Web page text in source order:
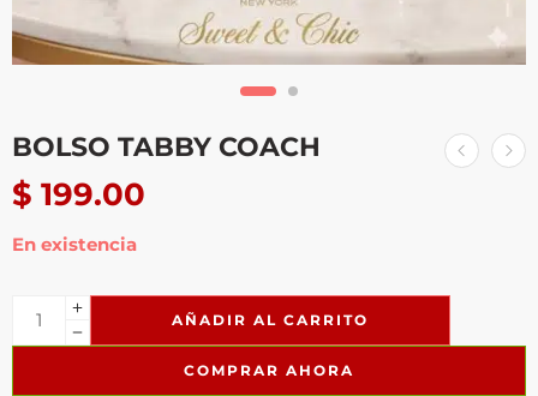
BOLSO TABBY COACH
$ 199.00
En existencia
AÑADIR AL CARRITO
COMPRAR AHORA